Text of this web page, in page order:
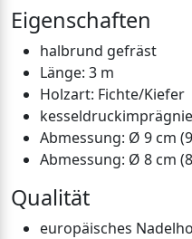
Eigenschaften
halbrund gefräst
Länge: 3 m
Holzart: Fichte/Kiefer
Abmessung: Ø 9 cm
Abmessung: Ø 8 cm
Qualität
europäisches